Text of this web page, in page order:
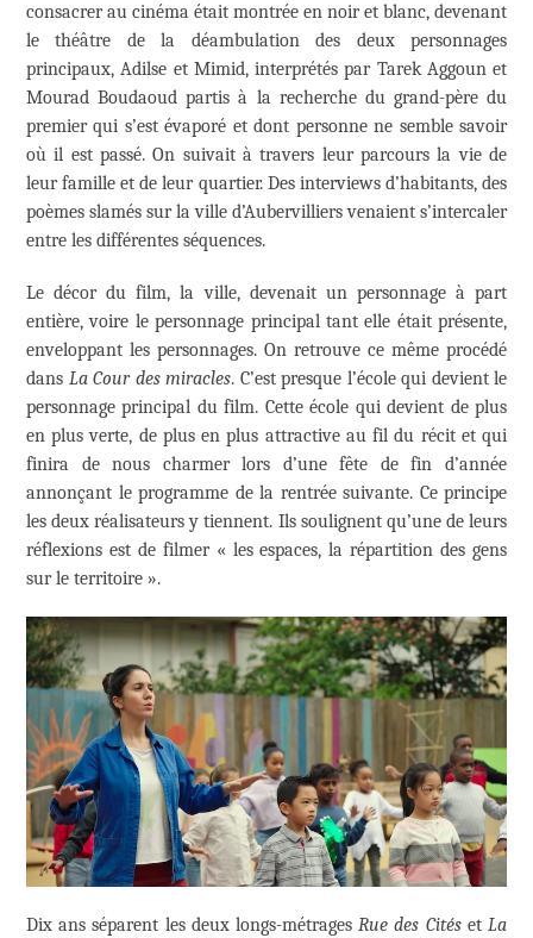
consacrer au cinéma était montrée en noir et blanc, devenant
le théâtre de la déambulation des deux personnages
principaux, Adilse et Mimid, interprétés par Tarek Aggoun et
Mourad Boudaoud partis à la recherche du grand-père du
premier qui s’est évaporé et dont personne ne semble savoir
où il est passé. On suivait à travers leur parcours la vie de
leur famille et de leur quartier. Des interviews d’habitants, des
poèmes slamés sur la ville d’Aubervilliers venaient s’intercaler
entre les différentes séquences.
Le décor du film, la ville, devenait un personnage à part
entière, voire le personnage principal tant elle était présente,
enveloppant les personnages. On retrouve ce même procédé
dans La Cour des miracles. C’est presque l’école qui devient le
personnage principal du film. Cette école qui devient de plus
en plus verte, de plus en plus attractive au fil du récit et qui
finira de nous charmer lors d’une fête de fin d’année
annonçant le programme de la rentrée suivante. Ce principe
les deux réalisateurs y tiennent. Ils soulignent qu’une de leurs
réflexions est de filmer « les espaces, la répartition des gens
sur le territoire ».
Dix ans séparent les deux longs-métragesRue des Cités etLa